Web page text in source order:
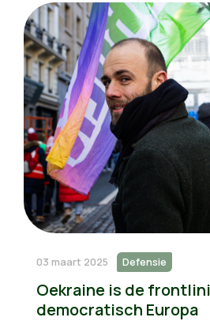
03 maart 2025 Defensie
Oekraine is de
democratisch Europa